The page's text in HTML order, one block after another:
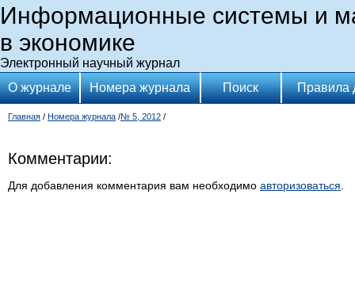
Информационные системы и
в экономике
Электронный научный журнал
О журнале
Номера журнала Поиск Правила
Главная / Номера журнала /№ 5, 2012 /
Комментарии:
Для добавления комментария вам необходимо авторизоваться